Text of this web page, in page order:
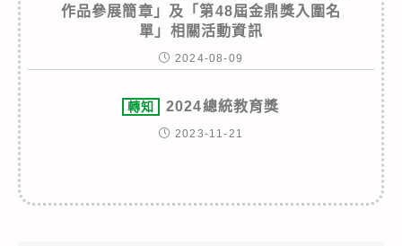
作品參展簡章」及「第48屆金鼎獎入圍名
單」相關活動資訊
2024-08-09
轉知 2024總統教育獎
2023-11-21